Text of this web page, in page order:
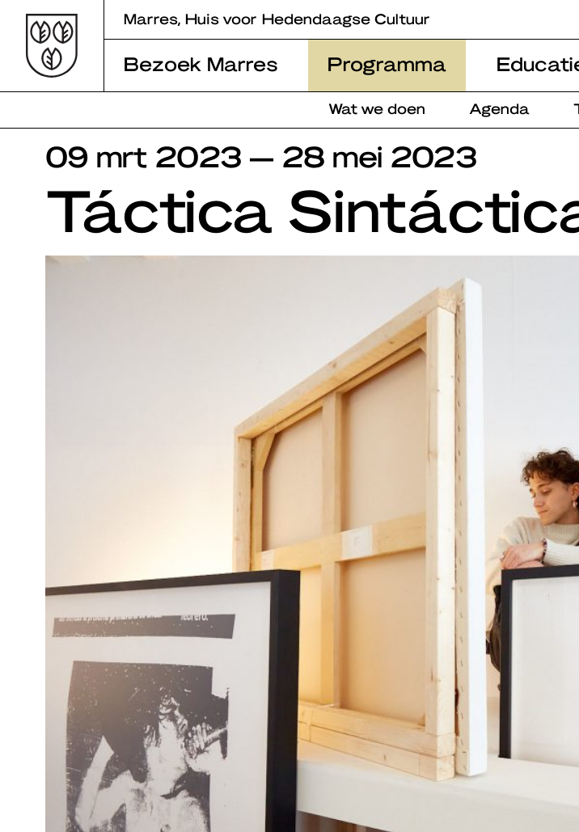
content
Marres, Huis voor Hedendaagse Cultuur
Bezoek Marres Programma
Wat we doen Agenda
09 mrt 2023 — 28 mei 2023
Táctica